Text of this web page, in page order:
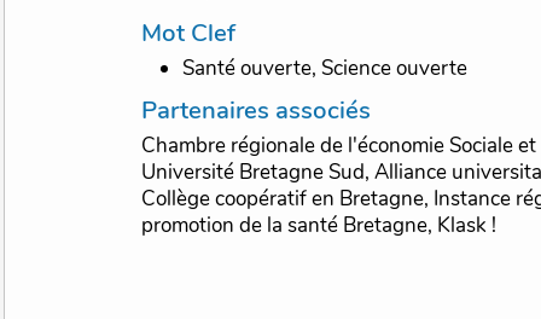
Mot Clef
Santé ouverte, Science ouverte
Partenaires associés
Chambre régionale de l'économie Sociale
Université Bretagne Sud, Alliance
Collège coopératif en Bretagne, Instance
promotion de la santé Bretagne, Klask !